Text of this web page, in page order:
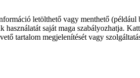
letölthető vagy menthető
saját maga szabályozhatja.
tartalom megjelenítését vagy